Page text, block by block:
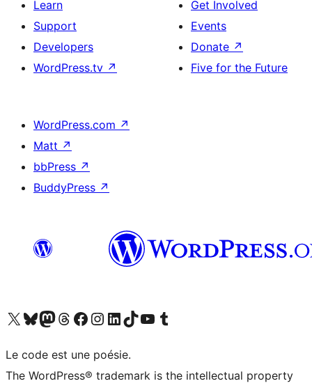
Learn
Support
Developers
WordPress.tv ↗
Get Involved
Events
Donate ↗
Five for the Future
WordPress.com ↗
Matt ↗
bbPress ↗
BuddyPress ↗
Visit our X (formerly Twitter) account
Visitez notre compte Bluesky
Visit our Mastodon account
Visitez notre compte Threads
Visit our Facebook page
Visit our Instagram account
Visit our LinkedIn account
Visitez notre compte TikTok
Visit our YouTube channel
Visitez notre compte Tumblr
Le code est une poésie.
The WordPress® trademark is the intellectual property